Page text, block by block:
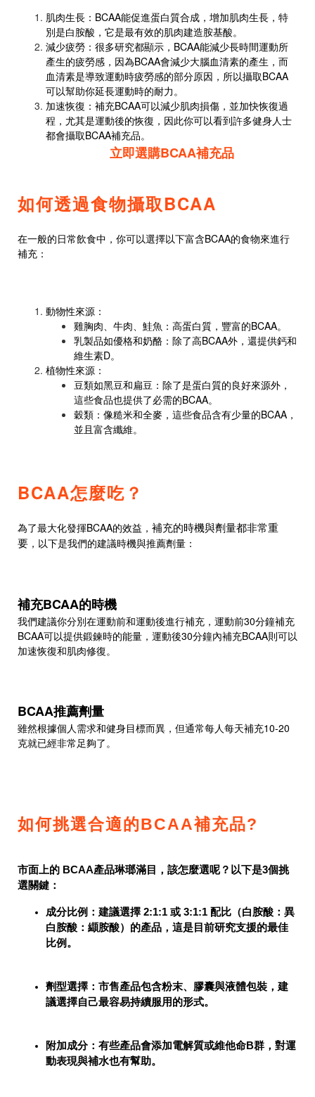
肌肉生長：BCAA能促進蛋白質合成，增加肌肉生長，特
別是白胺酸，它是最有效的肌肉建造胺基酸。
減少疲勞：很多研究都顯示，BCAA能減少長時間運動所
產生的疲勞感，因為BCAA會減少大腦血清素的產生，而
血清素是導致運動時疲勞感的部分原因，所以攝取BCAA
可以幫助你延長運動時的耐力。
加速恢復：補充BCAA可以減少肌肉損傷，並加快恢復過
程，尤其是運動後的恢復，因此你可以看到許多健身人士
都會攝取BCAA補充品。
立即選購BCAA補充品
如何透過食物攝取BCAA
在一般的日常飲食中，你可以選擇以下富含BCAA的食物來進行
補充：
動物性來源：
雞胸肉、牛肉、鮭魚：高蛋白質，豐富的BCAA。
乳製品如優格和奶酪：除了高BCAA外，還提供鈣和
維生素D。
植物性來源：
豆類如黑豆和扁豆：除了是蛋白質的良好來源外，
這些食品也提供了必需的BCAA。
穀類：像糙米和全麥，這些食品含有少量的BCAA，
並且富含纖維。
BCAA怎麼吃？
為了最大化發揮BCAA的效益， 補充的時機與劑量都非常重
要 ，以下是我們的建議時機與推薦劑量：
補充BCAA的時機
我們建議你分別在運動前和運動後進行補充，運動前30分鐘補充
BCAA可以提供鍛鍊時的能量，運動後30分鐘內補充BCAA則可以
加速恢復和肌肉修復。
BCAA推薦劑量
雖然根據個人需求和健身目標而異，但通常每人每天補充10-20
克就已經非常足夠了。
如何挑選合適的BCAA補充品?
市面上的 BCAA產品琳瑯滿目，該怎麼選呢？以下是3個挑
選關鍵：
成分比例 ：建議選擇 2:1:1 或 3:1:1 配比（白胺酸：異
白胺酸：纈胺酸）的產品，這是目前研究支援的最佳
比例。
劑型選擇 ：市售產品包含粉末、膠囊與液體包裝，建
議選擇自己最容易持續服用的形式。
附加成分 ：有些產品會添加電解質或維他命B群，對運
動表現與補水也有幫助。